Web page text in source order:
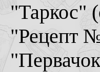
"Таркос"
"Рецепт